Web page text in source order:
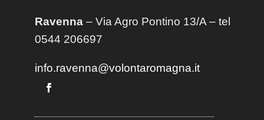
Ravenna– Via Agro Pontino 13/A– tel
0544 206697
info.ravenna@volontaromagna.it